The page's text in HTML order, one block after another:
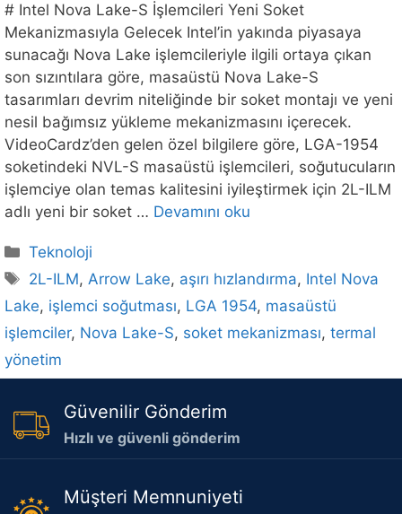
# Intel Nova Lake-S İşlemcileri Yeni Soket
Mekanizmasıyla Gelecek Intel’in yakında piyasaya
sunacağı Nova Lake işlemcileriyle ilgili ortaya çıkan
son sızıntılara göre, masaüstü Nova Lake-S
tasarımları devrim niteliğinde bir soket montajı ve yeni
nesil bağımsız yükleme mekanizmasını içerecek.
VideoCardz’den gelen özel bilgilere göre, LGA-1954
soketindeki NVL-S masaüstü işlemcileri, soğutucuların
işlemciye olan temas kalitesini iyileştirmek için 2L-ILM
adlı yeni bir soket … Devamını oku
Kategoriler
Teknoloji
Etiketler
2L-ILM, Arrow Lake, aşırı hızlandırma, Intel Nova
Lake, işlemci soğutması, LGA 1954, masaüstü
işlemciler, Nova Lake-S, soket mekanizması, termal
yönetim
Güvenilir Gönderim
Hızlı ve güvenli gönderim
Müşteri Memnuniyeti